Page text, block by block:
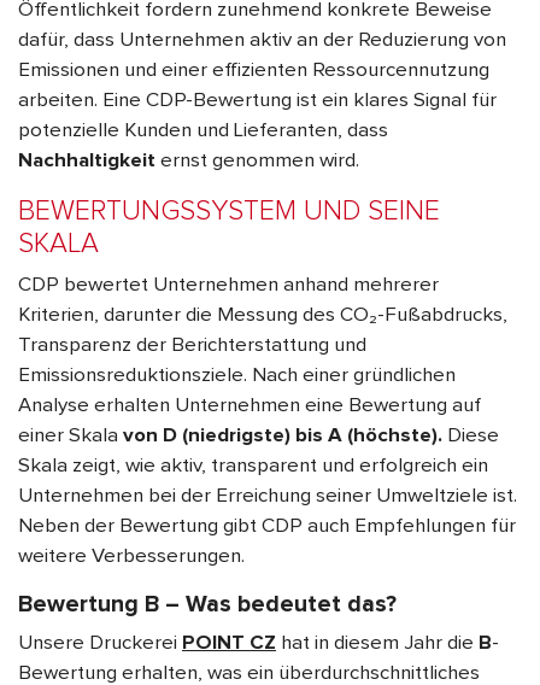
Öffentlichkeit fordern zunehmend konkrete Beweise
dafür, dass Unternehmen aktiv an der Reduzierung von
Emissionen und einer effizienten Ressourcennutzung
arbeiten. Eine CDP-Bewertung ist ein klares Signal für
potenzielle Kunden und Lieferanten, dass
Nachhaltigkeit ernst genommen wird.
BEWERTUNGSSYSTEM UND SEINE
SKALA
CDP bewertet Unternehmen anhand mehrerer
Kriterien, darunter die Messung des CO₂-Fußabdrucks,
Transparenz der Berichterstattung und
Emissionsreduktionsziele. Nach einer gründlichen
Analyse erhalten Unternehmen eine Bewertung auf
einer Skala von D (niedrigste) bis A (höchste). Diese
Skala zeigt, wie aktiv, transparent und erfolgreich ein
Unternehmen bei der Erreichung seiner Umweltziele ist.
Neben der Bewertung gibt CDP auch Empfehlungen für
weitere Verbesserungen.
Bewertung B – Was bedeutet das?
Unsere Druckerei POINT CZ hat in diesem Jahr die B-
Bewertung erhalten, was ein überdurchschnittliches